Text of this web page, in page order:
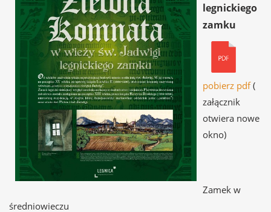
legnickiego
zamku
pobierz pdf(
załącznik
otwiera nowe
okno)
Zamek w
średniowieczu